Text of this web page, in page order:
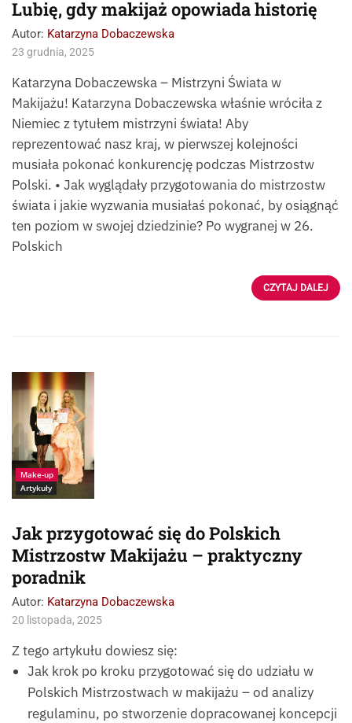
Lubię, gdy makijaż opowiada historię
Autor: Katarzyna Dobaczewska
23 grudnia, 2025
Katarzyna Dobaczewska – Mistrzyni Świata w
Makijażu! Katarzyna Dobaczewska właśnie wróciła z
Niemiec z tytułem mistrzyni świata! Aby
reprezentować nasz kraj, w pierwszej kolejności
musiała pokonać konkurencję podczas Mistrzostw
Polski. • Jak wyglądały przygotowania do mistrzostw
świata i jakie wyzwania musiałaś pokonać, by osiągnąć
ten poziom w swojej dziedzinie? Po wygranej w 26.
Polskich
CZYTAJ DALEJ
Źródlo:
K.Dobaczewska
Make-up
Artykuły
Jak przygotować się do Polskich
Mistrzostw Makijażu – praktyczny
poradnik
Autor: Katarzyna Dobaczewska
20 listopada, 2025
Z tego artykułu dowiesz się:
Jak krok po kroku przygotować się do udziału w
Polskich Mistrzostwach w makijażu – od analizy
regulaminu, po stworzenie dopracowanej koncepcji